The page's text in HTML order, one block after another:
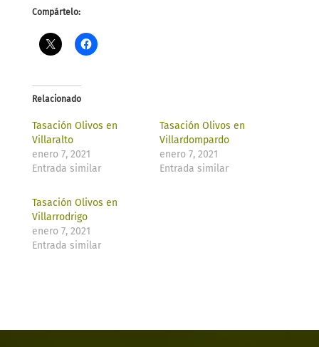
Compártelo:
Relacionado
Tasación Olivos en
Villaralto
enero 7, 2021
Entrada similar
Tasación Olivos en
Villardompardo
enero 7, 2021
Entrada similar
Tasación Olivos en
Villarrodrigo
enero 7, 2021
Entrada similar